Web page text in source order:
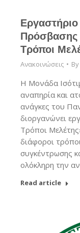
Πρόσβασης
Τρόποι
Ανακοινώσεις By
Η Μονάδα
αναπηρία και
ανάγκες του
διοργανώνει
Τρόποι
διάφοροι
συγκέντρωσης
ολόκληρη την
Read article